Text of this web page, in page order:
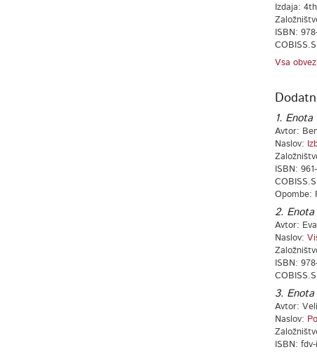
Izdaja:
ISBN:
Vsa
1.
Avtor:
Naslov:
ISBN:
Opombe:
2.
Avtor:
Naslov:
ISBN:
3.
Avtor:
Naslov:
ISBN: